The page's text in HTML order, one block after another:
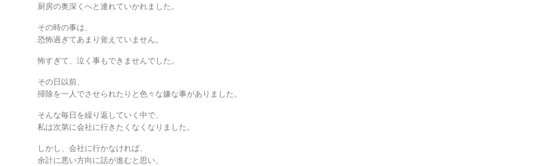
厨房の奥深くへと連れていかれました。
その時の事は、
恐怖過ぎてあまり覚えていません。
怖すぎて、泣く事もできませんでした。
その日以前、
掃除を一人でさせられたりと色々な嫌な事がありました。
そんな毎日を繰り返していく中で、
私は次第に会社に行きたくなくなりました。
しかし、会社に行かなければ、
余計に悪い方向に話が進むと思い、